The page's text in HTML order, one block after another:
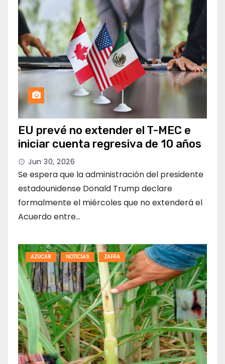
EU prevé no extender el T-MEC e
iniciar cuenta regresiva de 10 años
Jun 30, 2026
Se espera que la administración del presidente
estadounidense Donald Trump declare
formalmente el miércoles que no extenderá el
Acuerdo entre…
AZUCAR NOTICIAS ZAFRA